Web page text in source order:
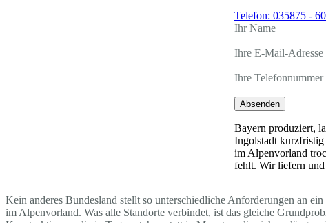
Telefon: 035875 -
Ihr Name
Ihre E-Mail-Adresse
Ihre
Absenden
Bayern produziert,
Ingolstadt
im Alpenvorland
fehlt. Wir liefern und
Kein anderes Bundesland stellt so unterschiedliche Anforderungen an
im Alpenvorland. Was alle Standorte verbindet, ist das gleiche